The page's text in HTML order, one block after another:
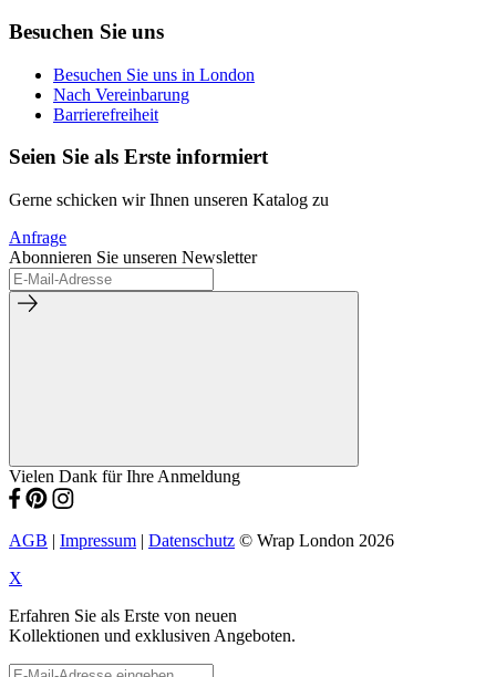
Besuchen Sie uns
Besuchen Sie uns in London
Nach Vereinbarung
Barrierefreiheit
Seien Sie als Erste informiert
Gerne schicken wir Ihnen unseren Katalog zu
Anfrage
Abonnieren Sie unseren Newsletter
Vielen Dank für Ihre Anmeldung
AGB | Impressum | Datenschutz © Wrap London 2026
X
Erfahren Sie als Erste von neuen
Kollektionen und exklusiven Angeboten.